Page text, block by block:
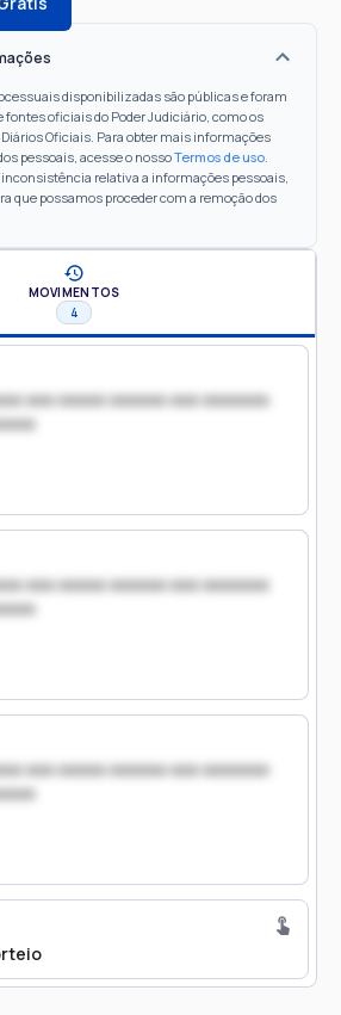
disponibilizadas são públicas e foram
oficiais do Poder Judiciário, como os
Oficiais. Para obter mais informações
pessoais, acesse o nossoTermos de uso.
relativa a informações pessoais,
que possamos proceder com a remoção dos
MOVIMENTOS
4
xxx xxxxx xxxxxx xxx xxxxxxx
xxx xxxxx xxxxxx xxx xxxxxxx
xxx xxxxx xxxxxx xxx xxxxxxx